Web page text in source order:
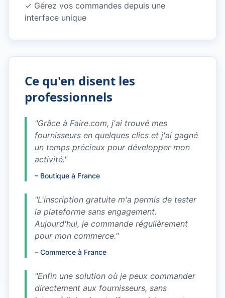
✓ Gérez vos commandes depuis une
interface unique
Ce qu'en disent les
professionnels
"Grâce à Faire.com, j'ai trouvé mes
fournisseurs en quelques clics et j'ai gagné
un temps précieux pour développer mon
activité."
– Boutique à France
"L'inscription gratuite m'a permis de tester
la plateforme sans engagement.
Aujourd'hui, je commande régulièrement
pour mon commerce."
– Commerce à France
"Enfin une solution où je peux commander
directement aux fournisseurs, sans